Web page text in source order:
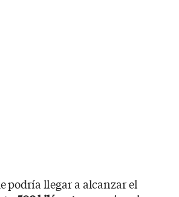
podría llegar a alcanzar el